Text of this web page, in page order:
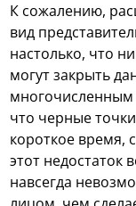
К сожалению,
вид
настолько, что
могут закрыть
что черные
короткое время,
этот недостаток
навсегда